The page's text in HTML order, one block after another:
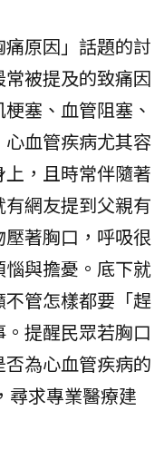
原因」話題的討
被提及的致痛因
塞、血管阻塞、
血管疾病尤其容
，且時常伴隨著
網友提到父親有
著胸口，呼吸很
與擔憂。底下就
管怎樣都要「趕
提醒民眾若胸口
為心血管疾病的
尋求專業醫療建